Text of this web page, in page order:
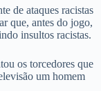
de ataques racistas
que, antes do jogo,
insultos racistas.
os torcedores que
um homem